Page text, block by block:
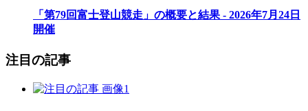
「第79回富士登山競走」の概要と結果 - 2026年7月24日
開催
注目の記事